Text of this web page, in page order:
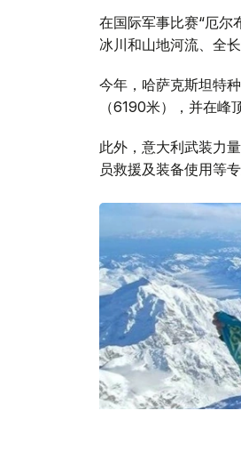
在国际军事比赛“厄尔
冰川和山地河流、全
今年，哈萨克斯坦特
（6190米），并在峰
此外，意大利武装力
员救援及装备使用等专